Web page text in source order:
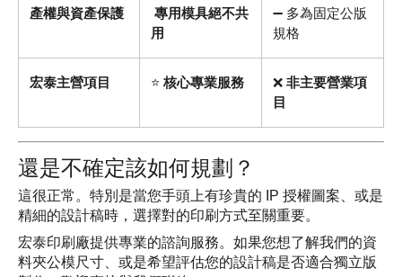
產權與資產保護
專用模具絕不共
用
➖ 多為固定公版
規格
宏泰主營項目 ⭐ 核心專業服務 ❌ 非主要營業項
目
還是不確定該如何規劃？
這很正常。特別是當您手頭上有珍貴的 IP 授權圖案、或是
精細的設計稿時，選擇對的印刷方式至關重要。
宏泰印刷廠提供專業的諮詢服務。如果您想了解我們的資
料夾公模尺寸、或是希望評估您的設計稿是否適合獨立版